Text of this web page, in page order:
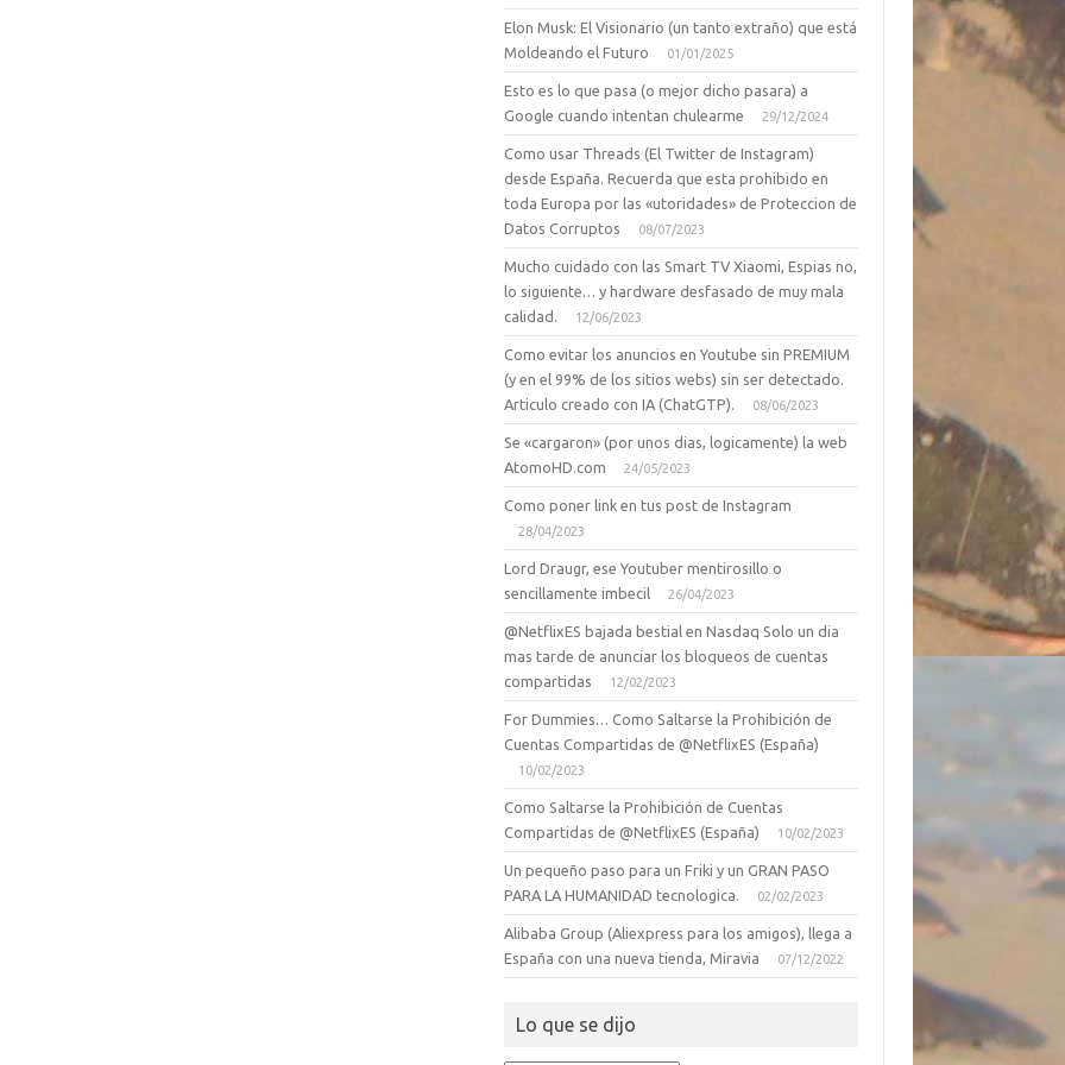
Elon Musk: El Visionario (un tanto extraño) que está
Moldeando el Futuro
01/01/2025
Esto es lo que pasa (o mejor dicho pasara) a
Google cuando intentan chulearme
29/12/2024
Como usar Threads (El Twitter de Instagram)
desde España. Recuerda que esta prohibido en
toda Europa por las «utoridades» de Proteccion de
Datos Corruptos
08/07/2023
Mucho cuidado con las Smart TV Xiaomi, Espias no,
lo siguiente… y hardware desfasado de muy mala
calidad.
12/06/2023
Como evitar los anuncios en Youtube sin PREMIUM
(y en el 99% de los sitios webs) sin ser detectado.
Articulo creado con IA (ChatGTP).
08/06/2023
Se «cargaron» (por unos dias, logicamente) la web
AtomoHD.com
24/05/2023
Como poner link en tus post de Instagram
28/04/2023
Lord Draugr, ese Youtuber mentirosillo o
sencillamente imbecil
26/04/2023
@NetflixES bajada bestial en Nasdaq Solo un dia
mas tarde de anunciar los bloqueos de cuentas
compartidas
12/02/2023
For Dummies… Como Saltarse la Prohibición de
Cuentas Compartidas de @NetflixES (España)
10/02/2023
Como Saltarse la Prohibición de Cuentas
Compartidas de @NetflixES (España)
10/02/2023
Un pequeño paso para un Friki y un GRAN PASO
PARA LA HUMANIDAD tecnologica.
02/02/2023
Alibaba Group (Aliexpress para los amigos), llega a
España con una nueva tienda, Miravia
07/12/2022
Lo que se dijo